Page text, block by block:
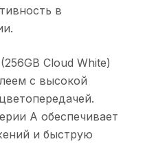
в
Cloud White)
с высокой
A обеспечивает
и быструю